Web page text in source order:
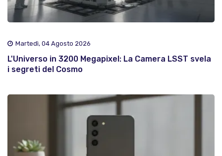
Martedì, 04 Agosto 2026
L'Universo in 3200 Megapixel: La Camera LSST svela
i segreti del Cosmo